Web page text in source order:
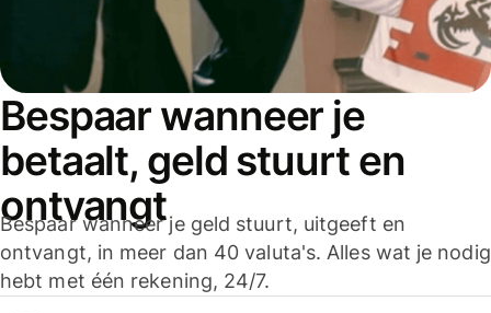
Bespaar wanneer je
betaalt, geld stuurt en
ontvangt
Bespaar wanneer je geld stuurt, uitgeeft en
ontvangt, in meer dan 40 valuta's. Alles wat je nodig
hebt met één rekening, 24/7.